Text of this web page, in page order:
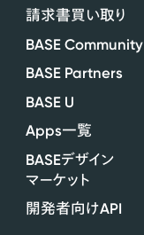
請求書買い取り
BASE Community
BASE Partners
BASE U
Apps一覧
BASEデザイン
マーケット
開発者向けAPI